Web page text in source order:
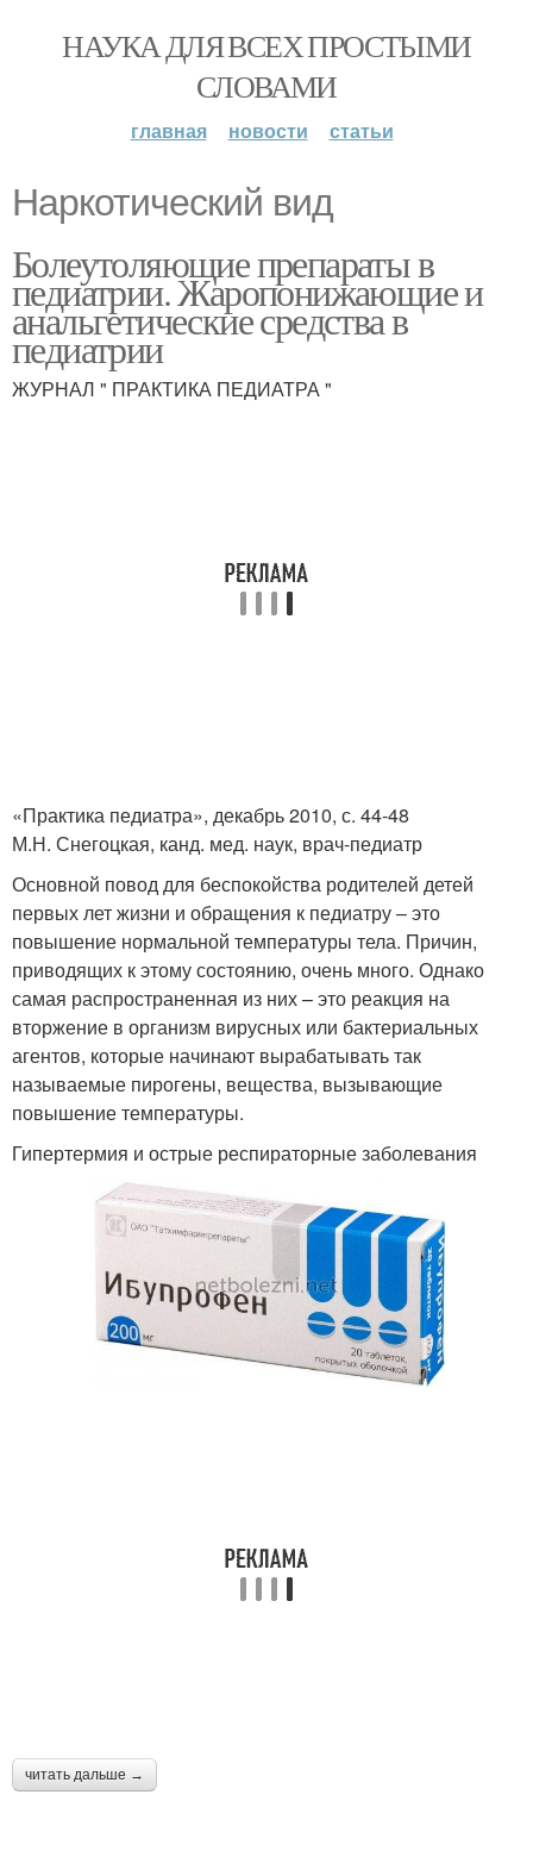
НАУКА ДЛЯ ВСЕХ ПРОСТЫМИ
СЛОВАМИ
главная новости статьи
Наркотический вид
Болеутоляющие препараты в
педиатрии. Жаропонижающие и
анальгетические средства в
педиатрии
ЖУРНАЛ " ПРАКТИКА ПЕДИАТРА "
«Практика педиатра», декабрь 2010, с. 44-48
М.Н. Снегоцкая, канд. мед. наук, врач-педиатр
Основной повод для беспокойства родителей детей
первых лет жизни и обращения к педиатру – это
повышение нормальной температуры тела. Причин,
приводящих к этому состоянию, очень много. Однако
самая распространенная из них – это реакция на
вторжение в организм вирусных или бактериальных
агентов, которые начинают вырабатывать так
называемые пирогены, вещества, вызывающие
повышение температуры.
Гипертермия и острые респираторные заболевания
читать дальше →